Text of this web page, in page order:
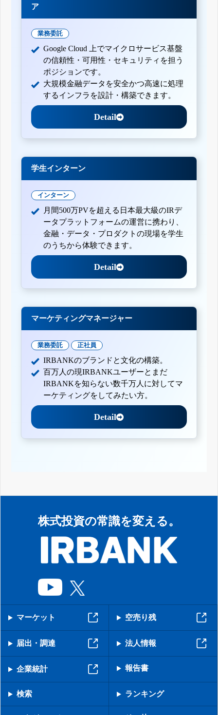
ア
業務委託
Google Cloud 上でマイクロサービス基盤
の信頼性・可用性・セキュリティを担う
ポジションです。
大規模金融データを安全かつ高速に処理
するインフラを設計・構築できます。
Detail
学生インターン
インターン
月間500万PVを超える日本最大級のIRデ
ータプラットフォームの運営に携わり、
金融・データ・プロダクトの現場を学生
のうちから体験できます。
Detail
マーケティングマネージャー
業務委託 正社員
IRBANKのブランドと文化の構築。
百万人の現IRBANKユーザーとまだ
IRBANKを知らない数千万人に対してマ
ーケティングをしてみたい方。
Detail
株式投資の常識を変える。
マーケット 空売り残
届出・調達 法人情報
企業統計 報告書
検索 ランキング